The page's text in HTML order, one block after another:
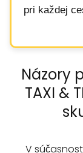
pri každej
Názory
TAXI &
V